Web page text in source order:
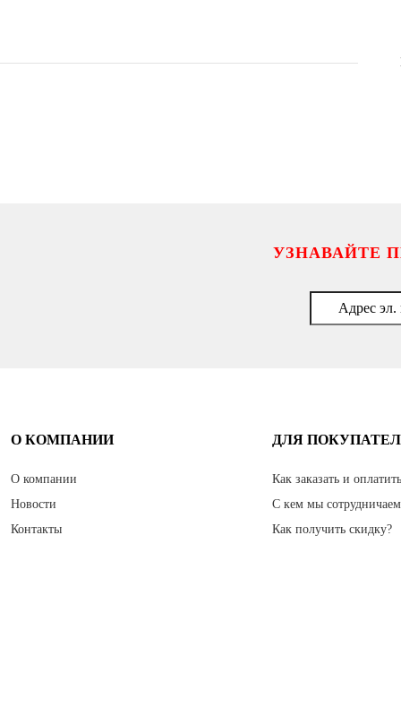
УЗНАВАЙТЕ
О КОМПАНИИ
О компании
Новости
Контакты
ДЛЯ
Как заказать и
С кем мы сотрудничаем
Как получить скидку?